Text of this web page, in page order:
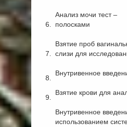
6.
Анализ мочи тест –
полосками
7.
Взятие проб
слизи для
8.
Внутривенное
9.
Взятие крови для
Внутривенное
использованием